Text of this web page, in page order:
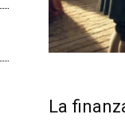
La